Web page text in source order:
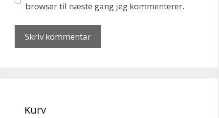
browser til næste gang jeg kommenterer.
Kurv